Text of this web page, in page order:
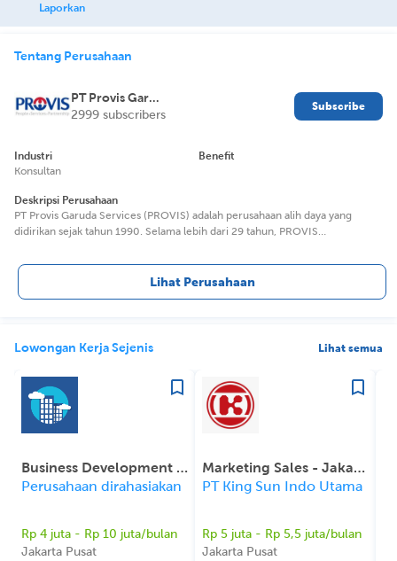
Laporkan
Tentang Perusahaan
PT Provis Garuda Services
2999 subscribers
Subscribe
Industri
Konsultan
Benefit
Deskripsi Perusahaan
PT Provis Garuda Services (PROVIS) adalah perusahaan alih daya yang
didirikan sejak tahun 1990. Selama lebih dari 29 tahun, PROVIS
kerja, untuk memenuhi kebutuhan dunia bisnis. Pada tahun 1990,
perusahaan ini berdiri dengan nama PT Wahana Garuda Purnakarya (WGP)
sebagai perusahaan jasa penyedia tenaga kerja untuk memenuhi kebutuhan
industri Oil and Gas, Recreation, Pharmacy, dan Telecommunication. Sejak
11 Mei 2011, perusahaan ini melakukan re-branding menjadi PT Provis
Garuda Services (PROVIS) dan melakukan perubahan Visi, Misi dan strategi
perusahaan, sebagai perusahaan pengelola tenaga kerja / Manage Service /
Business Process Outsourcing dengan tiga satuan Business Unit yaitu :
Pelayanan Penerbangan dan Bandara Pelayanan SDM dan Teknologi
Lihat Perusahaan
Lowongan Kerja Sejenis Lihat semua
Business Development Executive
Perusahaan dirahasiakan
Rp 4 juta - Rp 10 juta/bulan
Jakarta Pusat
Marketing Sales - Jakarta
PT King Sun Indo Utama
Rp 5 juta - Rp 5,5 juta/bulan
Jakarta Pusat